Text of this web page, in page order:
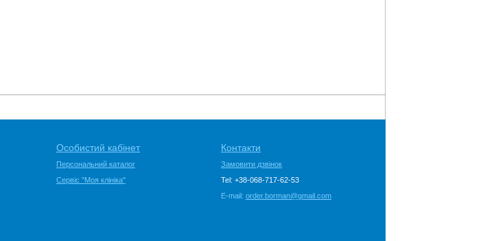
Особистий кабінет
Персональний каталог
Сервіс "Моя клініка"
Контакти
Замовити дзвінок
Tel: +38-068-717-62-53
E-mail: order.borman@gmail.com